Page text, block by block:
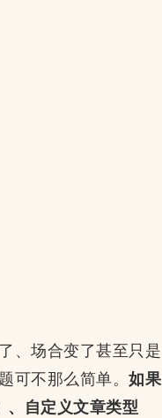
、场合变了甚至只是
可不那么简单。 如果
自定义文章类型